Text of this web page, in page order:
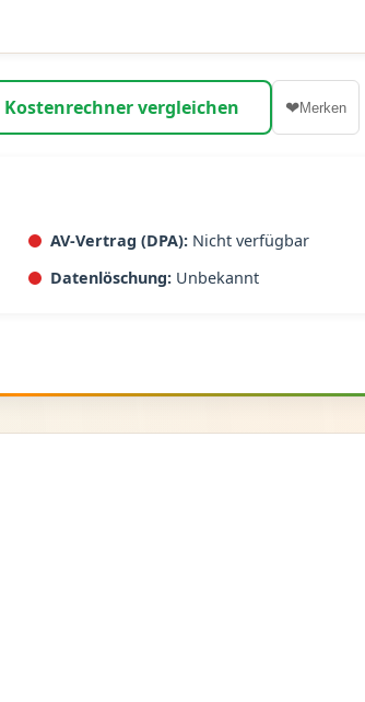
Kostenrechner vergleichen ❤Merken
AV-Vertrag (DPA): Nicht verfügbar
Datenlöschung: Unbekannt